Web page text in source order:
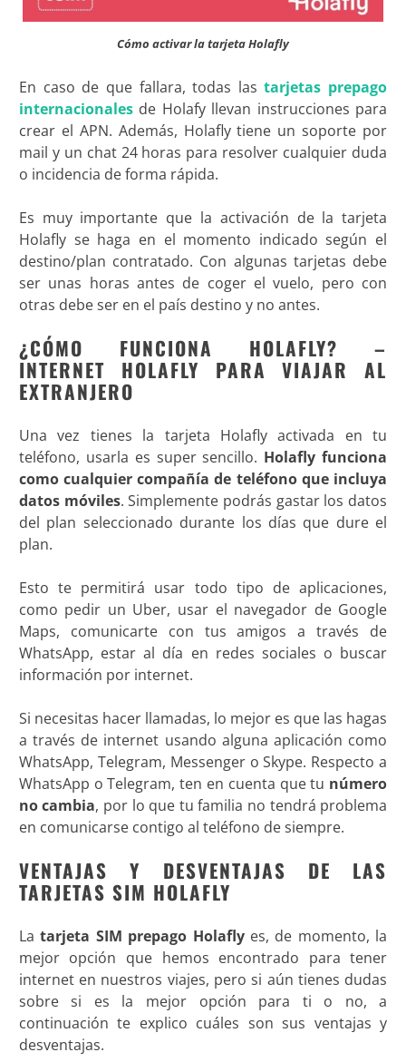
Cómo activar la tarjeta Holafly
En caso de que fallara, todas lastarjetas prepago
internacionalesde Holafy llevan instrucciones para
crear el APN. Además, Holafly tiene un soporte por
mail y un chat 24 horas para resolver cualquier duda
o incidencia de forma rápida.
Es muy importante que la activación de la tarjeta
Holafly se haga en el momento indicado según el
destino/plan contratado. Con algunas tarjetas debe
ser unas horas antes de coger el vuelo, pero con
otras debe ser en el país destino y no antes.
¿CÓMO FUNCIONA HOLAFLY? –
INTERNET HOLAFLY PARA VIAJAR AL
EXTRANJERO
Una vez tienes la tarjeta Holafly activada en tu
teléfono, usarla es super sencillo. Holafly funciona
como cualquier compañía de teléfono que incluya
datos móviles. Simplemente podrás gastar los datos
del plan seleccionado durante los días que dure el
plan.
Esto te permitirá usar todo tipo de aplicaciones,
como pedir un Uber, usar el navegador de Google
Maps, comunicarte con tus amigos a través de
WhatsApp, estar al día en redes sociales o buscar
información por internet.
Si necesitas hacer llamadas, lo mejor es que las hagas
a través de internet usando alguna aplicación como
WhatsApp, Telegram, Messenger o Skype. Respecto a
WhatsApp o Telegram, ten en cuenta que tu número
no cambia, por lo que tu familia no tendrá problema
en comunicarse contigo al teléfono de siempre.
VENTAJAS Y DESVENTAJAS DE LAS
TARJETAS SIM HOLAFLY
Latarjeta SIM prepago Holafly es, de momento, la
mejor opción que hemos encontrado para tener
internet en nuestros viajes, pero si aún tienes dudas
sobre si es la mejor opción para ti o no, a
continuación te explico cuáles son sus ventajas y
desventajas.